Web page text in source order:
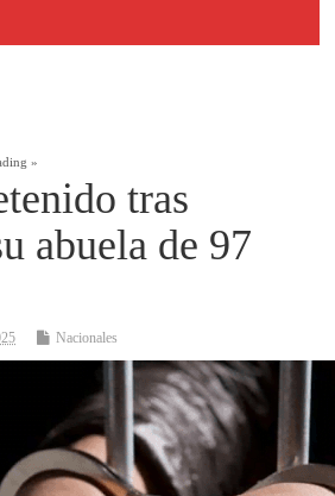
»
tras
abuela de 97
Nacionales